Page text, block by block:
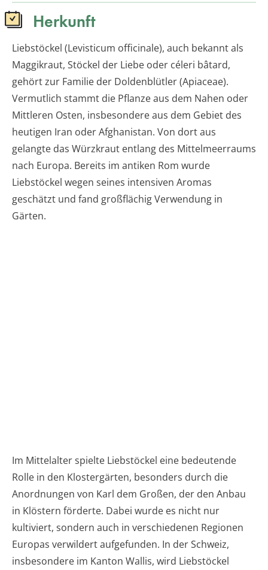
Herkunft
Liebstöckel (Levisticum officinale), auch bekannt als
Maggikraut, Stöckel der Liebe oder céleri bâtard,
gehört zur Familie der Doldenblütler (Apiaceae).
Vermutlich stammt die Pflanze aus dem Nahen oder
Mittleren Osten, insbesondere aus dem Gebiet des
heutigen Iran oder Afghanistan. Von dort aus
gelangte das Würzkraut entlang des Mittelmeerraums
nach Europa. Bereits im antiken Rom wurde
Liebstöckel wegen seines intensiven Aromas
geschätzt und fand großflächig Verwendung in
Gärten.
Im Mittelalter spielte Liebstöckel eine bedeutende
Rolle in den Klostergärten, besonders durch die
Anordnungen von Karl dem Großen, der den Anbau
in Klöstern förderte. Dabei wurde es nicht nur
kultiviert, sondern auch in verschiedenen Regionen
Europas verwildert aufgefunden. In der Schweiz,
insbesondere im Kanton Wallis, wird Liebstöckel